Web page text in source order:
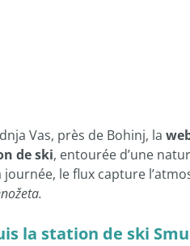
Vas, près de Bohinj, la
de ski, entourée d’une
journée, le flux capture
la station de ski